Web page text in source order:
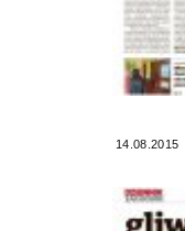
14.08.2015